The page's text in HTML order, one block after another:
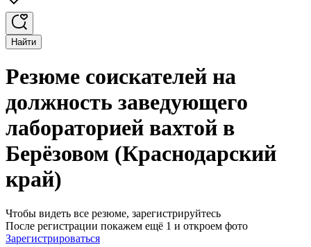
Найти
Резюме соискателей на
должность заведующего
лабораторией вахтой в
Берёзовом (Краснодарский
край)
Чтобы видеть все резюме, зарегистрируйтесь
После регистрации покажем ещё 1 и откроем фото
Зарегистрироваться